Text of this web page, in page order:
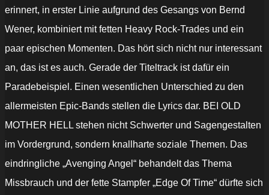
erinnert, in erster Linie aufgrund des Gesangs von Bernd
Wener, kombiniert mit fetten Heavy Rock-Trades und ein
paar epischen Momenten. Das hört sich nicht nur interessant
an, das ist es auch. Gerade der Titeltrack ist dafür ein
Paradebeispiel. Einen wesentlichen Unterschied zu den
allermeisten Epic-Bands stellen die Lyrics dar. BEI OLD
MOTHER HELL stehen nicht Schwerter und Sagengestalten
im Vordergrund, sondern knallharte soziale Themen. Das
eindringliche „Avenging Angel“ behandelt das Thema
Missbrauch und der fette Stampfer „Edge Of Time“ dürfte sich